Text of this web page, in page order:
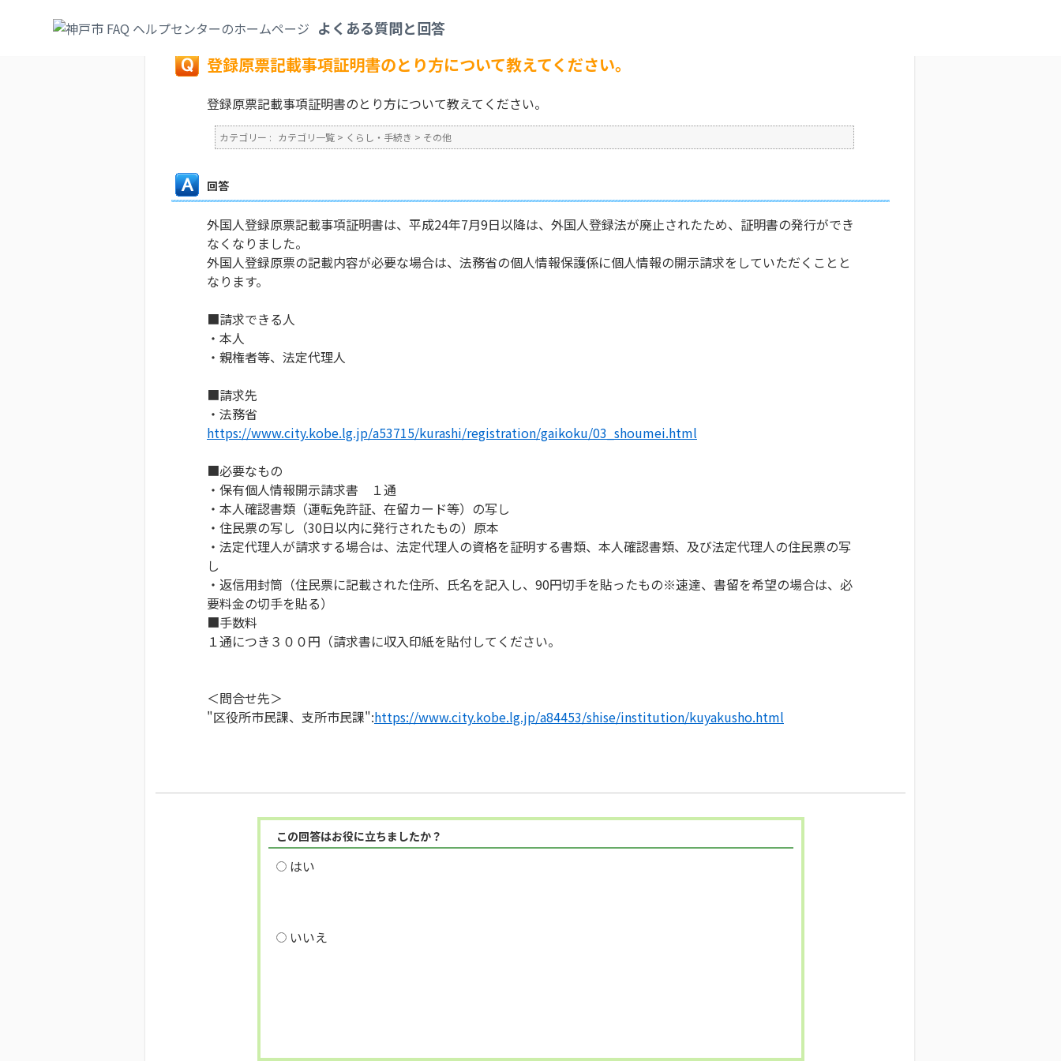
よくある質問と回答
戻る
登録原票記載事項証明書のとり方について教えてください。
登録原票記載事項証明書のとり方について教えてください。
カテゴリー : カテゴリ一覧 > くらし・手続き > その他
回答
外国人登録原票記載事項証明書は、平成24年7月9日以降は、外国人登録法が廃止されたため、証明書の発行ができ
なくなりました。
外国人登録原票の記載内容が必要な場合は、法務省の個人情報保護係に個人情報の開示請求をしていただくことと
なります。
■請求できる人
・本人
・親権者等、法定代理人
■請求先
・法務省
https://www.city.kobe.lg.jp/a53715/kurashi/registration/gaikoku/03_shoumei.html
■必要なもの
・保有個人情報開示請求書 １通
・本人確認書類（運転免許証、在留カード等）の写し
・住民票の写し（30日以内に発行されたもの）原本
・法定代理人が請求する場合は、法定代理人の資格を証明する書類、本人確認書類、及び法定代理人の住民票の写
し
・返信用封筒（住民票に記載された住所、氏名を記入し、90円切手を貼ったもの※速達、書留を希望の場合は、必
要料金の切手を貼る）
■手数料
１通につき３００円（請求書に収入印紙を貼付してください。
＜問合せ先＞
"区役所市民課、支所市民課":https://www.city.kobe.lg.jp/a84453/shise/institution/kuyakusho.html
この回答はお役に立ちましたか？
はい
いいえ